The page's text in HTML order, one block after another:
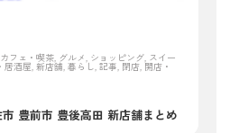
フェ・喫茶, グルメ, ショッピング, スイー
酒屋, 新店舗, 暮らし, 記事, 閉店, 開店・
豊前市 豊後高田 新店舗まとめ